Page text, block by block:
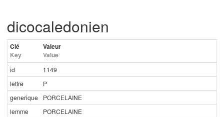
dicocaledonien
Clé
Key
Valeur
Value
id
1149
lettre
P
generique
PORCELAINE
lemme
PORCELAINE